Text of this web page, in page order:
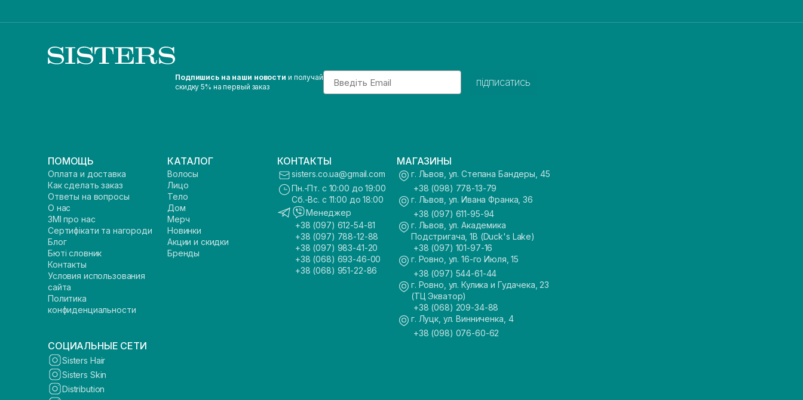
Подпишись на наши новости и получай
скидку 5% на первый заказ
Email
підписатись
ПОМОЩЬ
Оплата и доставка
Как сделать заказ
Ответы на вопросы
О нас
ЗМІ про нас
Сертифікати та нагороди
Блог
Бюті словник
Контакты
Условия использования
сайта
Политика
конфиденциальности
КАТАЛОГ
Волосы
Лицо
Тело
Дом
Мерч
Новинки
Акции и скидки
Бренды
КОНТАКТЫ
sisters.co.ua@gmail.com
Пн.-Пт. с 10:00 до 19:00
Сб.-Вс. с 11:00 до 18:00
Менеджер
+38 (097) 612-54-81
+38 (097) 788-12-88
+38 (097) 983-41-20
+38 (068) 693-46-00
+38 (068) 951-22-86
МАГАЗИНЫ
г. Львов, ул. Степана Бандеры, 45
+38 (098) 778-13-79
г. Львов, ул. Ивана Франка, 36
+38 (097) 611-95-94
г. Львов, ул. Академика
Подстригача, 1В (Duck's Lake)
+38 (097) 101-97-16
г. Ровно, ул. 16-го Июля, 15
+38 (097) 544-61-44
г. Ровно, ул. Кулика и Гудачека, 23
(ТЦ Экватор)
+38 (068) 209-34-88
г. Луцк, ул. Винниченка, 4
+38 (098) 076-60-62
СОЦИАЛЬНЫЕ СЕТИ
Sisters Hair
Sisters Skin
Distribution